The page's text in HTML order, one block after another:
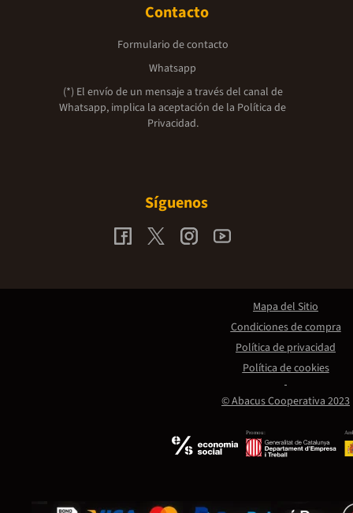
Contacto
Formulario de contacto
Whatsapp
(*) El envío de un mensaje a través del canal de
Whatsapp, implica la aceptación de la Política de
Privacidad.
Síguenos
Promou:
© Abacus Cooperativa 2023
Mapa del Sitio
Condiciones de compra
Política de privacidad
Política de cookies